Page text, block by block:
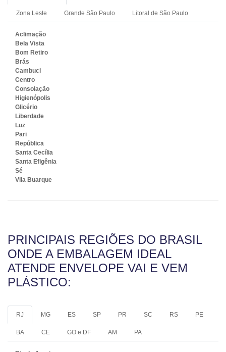
Zona Leste Grande São Paulo Litoral de São Paulo
Aclimação
Bela Vista
Bom Retiro
Brás
Cambuci
Centro
Consolação
Higienópolis
Glicério
Liberdade
Luz
Pari
República
Santa Cecília
Santa Efigênia
Sé
Vila Buarque
PRINCIPAIS REGIÕES DO BRASIL
ONDE A EMBALAGEM IDEAL
ATENDE ENVELOPE VAI E VEM
PLÁSTICO:
RJ MG ES SP PR SC RS PE
BA CE GO e DF AM PA